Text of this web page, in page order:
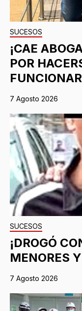
SUCESOS
¡CAE
POR
7 Agosto 2026
SUCESOS
¡DROGÓ
MENORES
7 Agosto 2026